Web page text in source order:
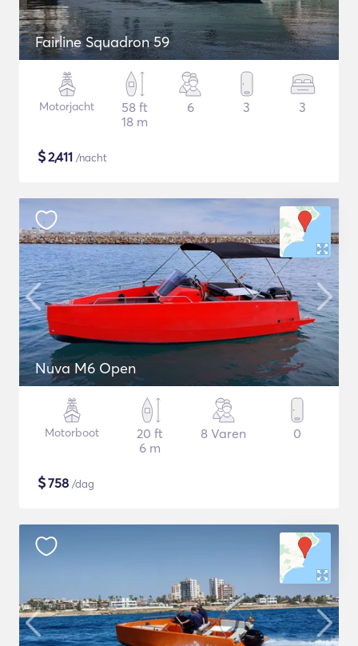
Fairline Squadron 59
Motorjacht
58 ft
18 m
6 3 3
$2,411 /nacht
Nuva M6 Open
Motorboot
20 ft
6 m
8 Varen 0
$758 /dag